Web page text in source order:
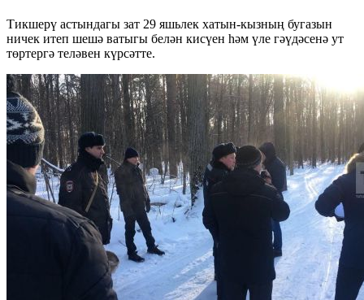
Тикшерү астындагы зат 29 яшьлек хатын-кызның бугазын
ничек итеп шешә ватыгы белән кисүен һәм үле гәүдәсенә ут
төртергә теләвен күрсәтте.